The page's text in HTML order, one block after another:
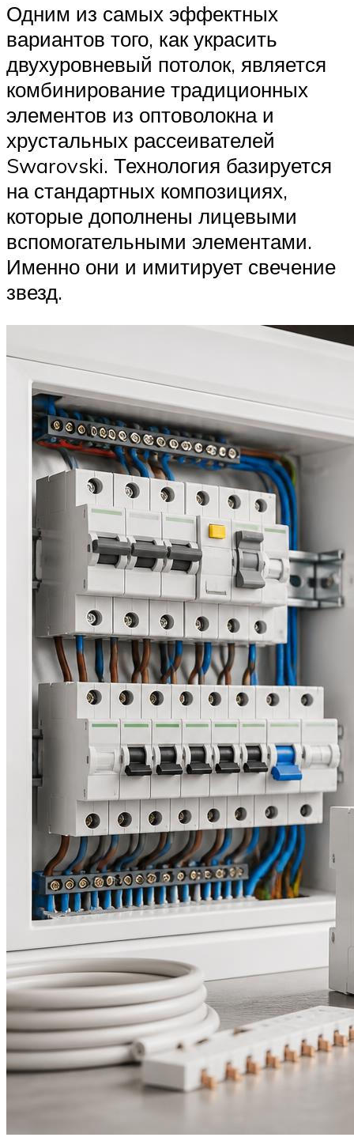
Одним из самых эффектных
вариантов того, как украсить
двухуровневый потолок, является
комбинирование традиционных
элементов из оптоволокна и
хрустальных рассеивателей
Swarovski. Технология базируется
на стандартных композициях,
которые дополнены лицевыми
вспомогательными элементами.
Именно они и имитирует свечение
звезд.